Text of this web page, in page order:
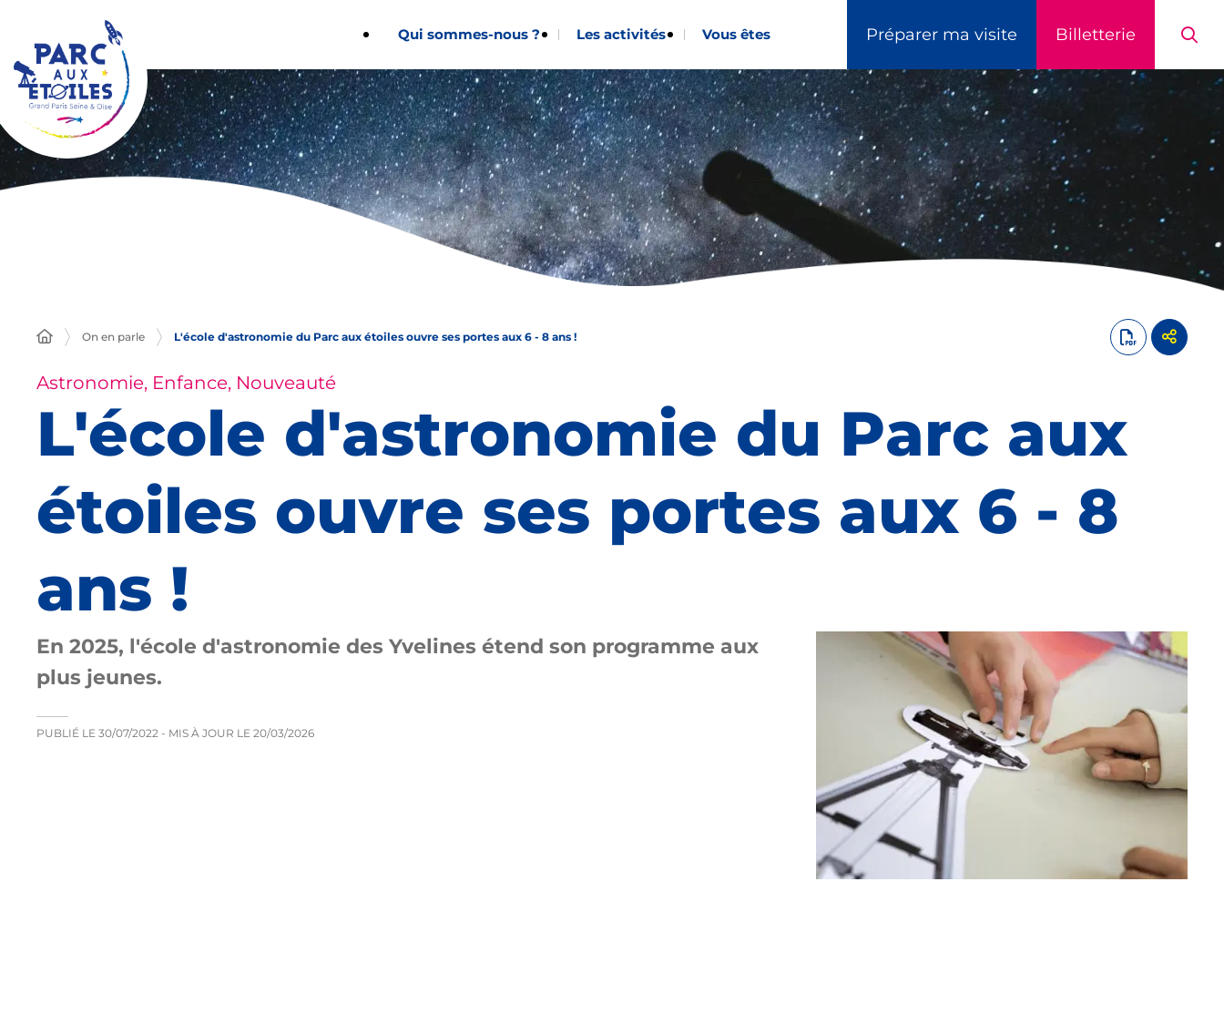
Qui sommes-nous ? Les activités Vous êtes Préparer ma visite Billetterie
On en parle L'école d'astronomie du Parc aux étoiles ouvre ses portes aux 6 - 8 ans !
Astronomie, Enfance, Nouveauté
L'école d'astronomie du Parc aux
étoiles ouvre ses portes aux 6 - 8
ans !
En 2025, l'école d'astronomie des Yvelines étend son programme aux
plus jeunes.
PUBLIÉ LE 30/07/2022 - MIS À JOUR LE 20/03/2026